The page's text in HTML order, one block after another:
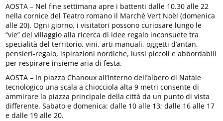
AOSTA – Nel fine settimana apre i battenti dalle 10.30 alle 22
nella cornice del Teatro romano il Marché Vert Noël (domenica
alle 20). Ogni giorno, i visitatori possono curiosare lungo le
“vie” del villaggio alla ricerca di idee regalo inconsuete tra
specialità del territorio, vini, arti manuali, oggetti d’antan,
pensieri-regalo, ispirazioni nordiche, lussi piccoli e abbordabili
per respirare insieme aria di festa.
AOSTA – In piazza Chanoux all’interno dell’albero di Natale
tecnologico una scala a chiocciola alta 9 metri consente di
ammirare la piazza principale della città da un punto di vista
differente. Sabato e domenica: dalle 10 alle 13; dalle 16 alle 17
e dalle 19 alle 20.